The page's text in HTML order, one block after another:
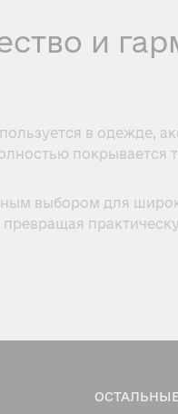
и
в одежде,
покрывается
выбором для
и стабильность формы.